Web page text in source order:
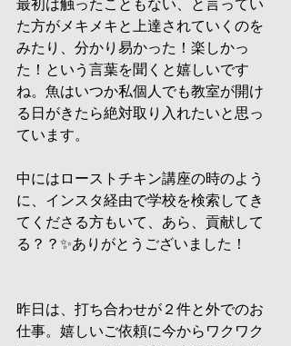
最初は触ったこともない、と言ってい
た方がメキメキと上達されていくのを
みたり、分かり易かった！楽しかっ
た！という言葉を聞くと嬉しいです
ね。魚はいつか私個人でも教室が開け
る日がきたら絶対取り入れたいと思っ
ています。
中にはローストチキン講座の時のよう
に、インスタ経由で学校を検索してき
てくださる方もいて、あら、貢献して
る？？✨ありがとうございました！
昨日は、打ち合わせが２件と外でのお
仕事。嬉しいご依頼に今からワクワク